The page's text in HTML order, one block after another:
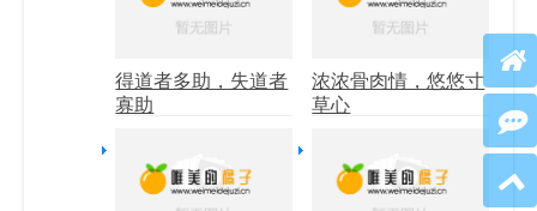
得道者多助，失道者
寡助
浓浓骨肉情，悠悠寸
草心